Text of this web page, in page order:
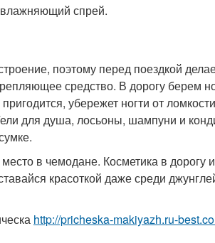
спрей.
поэтому перед поездкой
средство. В дорогу берем
убережет ногти от
для душа, лосьоны, шампуни и
в чемодане. Косметика в дорогу
красоткой даже среди
http://pricheska-makiyazh.ru-